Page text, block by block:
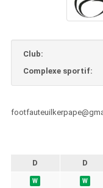
Club:
Complexe sportif:
D D
W W